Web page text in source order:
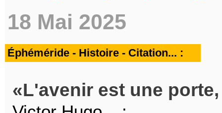
18 Mai 2025
Éphéméride - Histoire - Citation... :
L'avenir est une